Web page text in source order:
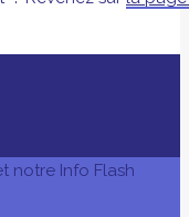
notre Info Flash